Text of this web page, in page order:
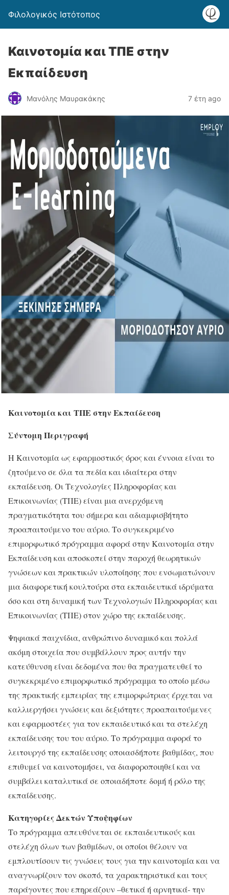
Φιλολογικός Ιστότοπος
Καινοτομία και ΤΠΕ στην
Εκπαίδευση
Μανόλης Μαυρακάκης 7 έτη ago
Καινοτομία και ΤΠΕ στην Εκπαίδευση
Σύντομη Περιγραφή
Η Καινοτομία ως εφαρμοστικός όρος και έννοια είναι το
ζητούμενο σε όλα τα πεδία και ιδιαίτερα στην
εκπαίδευση. Οι Τεχνολογίες Πληροφορίας και
Επικοινωνίας (ΤΠΕ) είναι μια ανερχόμενη
πραγματικότητα του σήμερα και αδιαμφισβήτητο
προαπαιτούμενο του αύριο. Το συγκεκριμένο
επιμορφωτικό πρόγραμμα αφορά στην Καινοτομία στην
Εκπαίδευση και αποσκοπεί στην παροχή θεωρητικών
γνώσεων και πρακτικών υλοποίησης που ενσωματώνουν
μια διαφορετική κουλτούρα στα εκπαιδευτικά ιδρύματα
όσο και στη δυναμική των Τεχνολογιών Πληροφορίας και
Επικοινωνίας (ΤΠΕ) στον χώρο της εκπαίδευσης.
Ψηφιακά παιχνίδια, ανθρώπινο δυναμικό και πολλά
ακόμη στοιχεία που συμβάλλουν προς αυτήν την
κατεύθυνση είναι δεδομένα που θα πραγματευθεί το
συγκεκριμένο επιμορφωτικό πρόγραμμα το οποίο μέσω
της πρακτικής εμπειρίας της επιμορφώτριας έρχεται να
καλλιεργήσει γνώσεις και δεξιότητες προαπαιτούμενες
και εφαρμοστέες για τον εκπαιδευτικό και τα στελέχη
εκπαίδευσης του του αύριο. Το πρόγραμμα αφορά το
λειτουργό της εκπαίδευσης οποιασδήποτε βαθμίδας, που
επιθυμεί να καινοτομήσει, να διαφοροποιηθεί και να
συμβάλει καταλυτικά σε οποιαδήποτε δομή ή ρόλο της
εκπαίδευσης.
Κατηγορίες Δεκτών Υποψηφίων
Το πρόγραμμα απευθύνεται σε εκπαιδευτικούς και
στελέχη όλων των βαθμίδων, οι οποίοι θέλουν να
εμπλουτίσουν τις γνώσεις τους για την καινοτομία και να
αναγνωρίζουν τον σκοπό, τα χαρακτηριστικά και τους
παράγοντες που επηρεάζουν –θετικά ή αρνητικά- την